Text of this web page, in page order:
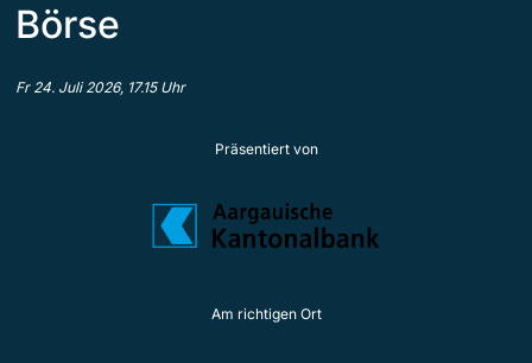
Börse
Fr 24. Juli 2026, 17.15 Uhr
Präsentiert von
Am richtigen Ort